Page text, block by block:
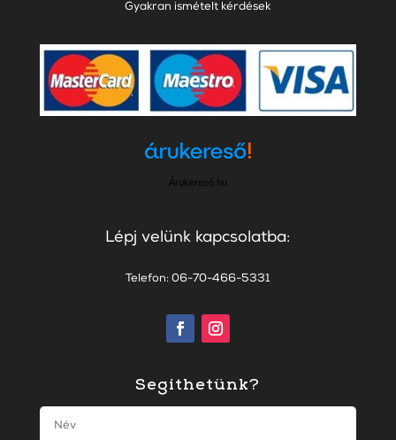
Gyakran ismételt kérdések
Árukereső.hu
Lépj velünk kapcsolatba:
Telefon: 06-70-466-5331
Segíthetünk?